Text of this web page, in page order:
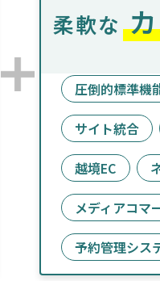
柔軟な
圧倒的標準機
サイト統合
越境EC
メディアコマ
予約管理シス